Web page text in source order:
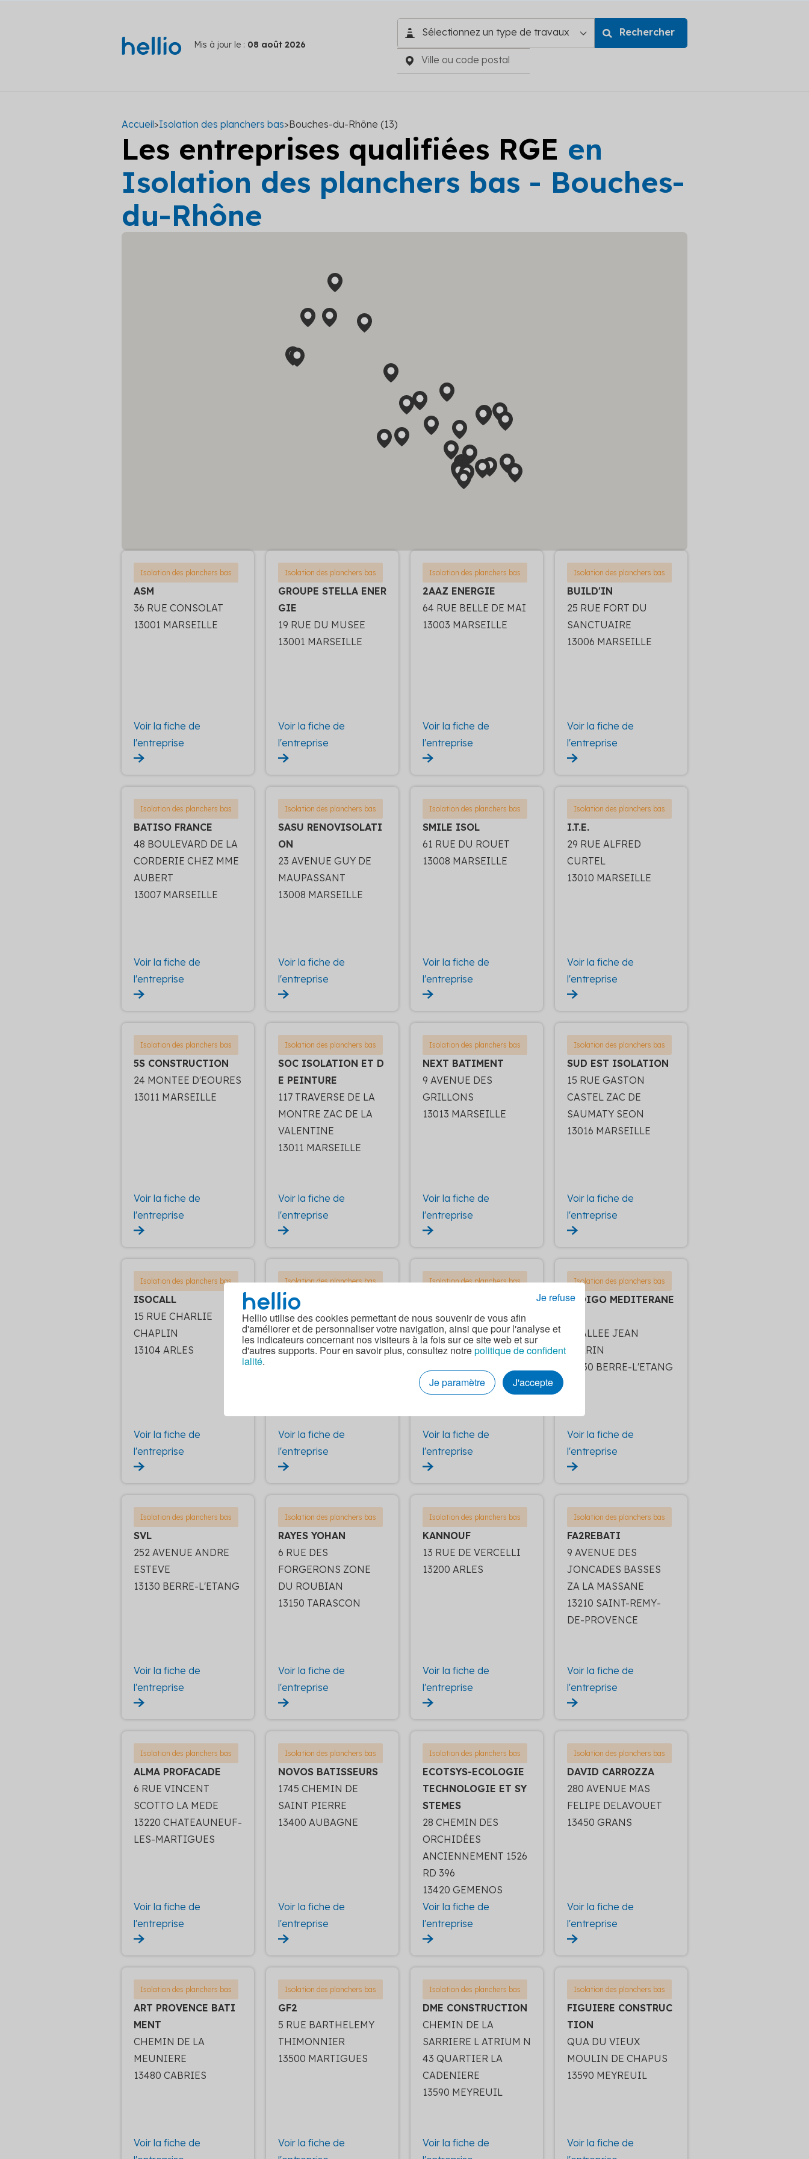
Hellio utilise des cookies permettant de nous souvenir de vous afin
d'améliorer et de personnaliser votre navigation, ainsi que pour l'analyse et
les indicateurs concernant nos visiteurs à la fois sur ce site web et sur
d'autres supports. Pour en savoir plus, consultez notrepolitique de confident
ialité.
Je paramètre
J'accepte
Je refuse
Mis à jour le : 08 août 2026
Accueil>Isolation des planchers bas>Bouches-du-Rhône (13)
Les entreprises qualifiées RGE en
Isolation des planchers bas - Bouches-
du-Rhône
Isolation des planchers bas
ASM
36 RUE CONSOLAT
13001 MARSEILLE
Voir la fiche de
l'entreprise
Isolation des planchers bas
GROUPE STELLA ENER
GIE
19 RUE DU MUSEE
13001 MARSEILLE
Voir la fiche de
l'entreprise
Isolation des planchers bas
2AAZ ENERGIE
64 RUE BELLE DE MAI
13003 MARSEILLE
Voir la fiche de
l'entreprise
Isolation des planchers bas
BUILD'IN
25 RUE FORT DU
SANCTUAIRE
13006 MARSEILLE
Voir la fiche de
l'entreprise
Isolation des planchers bas
BATISO FRANCE
48 BOULEVARD DE LA
CORDERIE CHEZ MME
AUBERT
13007 MARSEILLE
Voir la fiche de
l'entreprise
Isolation des planchers bas
SASU RENOVISOLATI
ON
23 AVENUE GUY DE
MAUPASSANT
13008 MARSEILLE
Voir la fiche de
l'entreprise
Isolation des planchers bas
SMILE ISOL
61 RUE DU ROUET
13008 MARSEILLE
Voir la fiche de
l'entreprise
Isolation des planchers bas
I.T.E.
29 RUE ALFRED
CURTEL
13010 MARSEILLE
Voir la fiche de
l'entreprise
Isolation des planchers bas
5S CONSTRUCTION
24 MONTEE D'EOURES
13011 MARSEILLE
Voir la fiche de
l'entreprise
Isolation des planchers bas
SOC ISOLATION ET D
E PEINTURE
117 TRAVERSE DE LA
MONTRE ZAC DE LA
VALENTINE
13011 MARSEILLE
Voir la fiche de
l'entreprise
Isolation des planchers bas
NEXT BATIMENT
9 AVENUE DES
GRILLONS
13013 MARSEILLE
Voir la fiche de
l'entreprise
Isolation des planchers bas
SUD EST ISOLATION
15 RUE GASTON
CASTEL ZAC DE
SAUMATY SEON
13016 MARSEILLE
Voir la fiche de
l'entreprise
Isolation des planchers bas
ISOCALL
15 RUE CHARLIE
CHAPLIN
13104 ARLES
Voir la fiche de
l'entreprise
Isolation des planchers bas
AIX PROVENCE ISOLA
TION
1970 ROUTE DE BERRE
QUARTIER
Voir la fiche de
l'entreprise
Isolation des planchers bas
S
42 AVENUE DE ROME
ZI LES ESTROUBLANS
13127 VITROLLES
Voir la fiche de
l'entreprise
Isolation des planchers bas
INDIGO MEDITERANE
53 ALLEE JEAN
PERRIN
13130 BERRE-L'ETANG
Voir la fiche de
l'entreprise
Isolation des planchers bas
SVL
252 AVENUE ANDRE
ESTEVE
13130 BERRE-L'ETANG
Voir la fiche de
l'entreprise
Isolation des planchers bas
RAYES YOHAN
6 RUE DES
FORGERONS ZONE
DU ROUBIAN
13150 TARASCON
Voir la fiche de
l'entreprise
Isolation des planchers bas
KANNOUF
13 RUE DE VERCELLI
13200 ARLES
Voir la fiche de
l'entreprise
Isolation des planchers bas
FA2REBATI
9 AVENUE DES
JONCADES BASSES
ZA LA MASSANE
13210 SAINT-REMY-
DE-PROVENCE
Voir la fiche de
l'entreprise
Isolation des planchers bas
ALMA PROFACADE
6 RUE VINCENT
SCOTTO LA MEDE
13220 CHATEAUNEUF-
LES-MARTIGUES
Voir la fiche de
l'entreprise
Isolation des planchers bas
NOVOS BATISSEURS
1745 CHEMIN DE
SAINT PIERRE
13400 AUBAGNE
Voir la fiche de
l'entreprise
Isolation des planchers bas
ECOTSYS-ECOLOGIE
TECHNOLOGIE ET SY
STEMES
28 CHEMIN DES
ORCHIDÉES
ANCIENNEMENT 1526
RD 396
13420 GEMENOS
Voir la fiche de
l'entreprise
Isolation des planchers bas
DAVID CARROZZA
280 AVENUE MAS
FELIPE DELAVOUET
13450 GRANS
Voir la fiche de
l'entreprise
Isolation des planchers bas
ART PROVENCE BATI
MENT
CHEMIN DE LA
MEUNIERE
13480 CABRIES
Voir la fiche de
Isolation des planchers bas
GF2
5 RUE BARTHELEMY
THIMONNIER
13500 MARTIGUES
Voir la fiche de
Isolation des planchers bas
DME CONSTRUCTION
CHEMIN DE LA
SARRIERE L ATRIUM N
43 QUARTIER LA
CADENIERE
13590 MEYREUIL
Voir la fiche de
Isolation des planchers bas
FIGUIERE CONSTRUC
TION
QUA DU VIEUX
MOULIN DE CHAPUS
13590 MEYREUIL
Voir la fiche de